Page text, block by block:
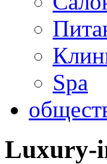
Spa
Luxury-